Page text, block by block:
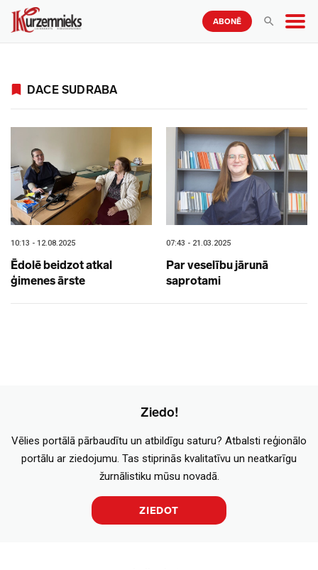
ABONĒ
DACE SUDRABA
10:13 - 12.08.2025
Ēdolē beidzot atkal
ģimenes ārste
07:43 - 21.03.2025
Par veselību jārunā
saprotami
Ziedo!
Vēlies portālā pārbaudītu un atbildīgu saturu? Atbalsti reģionālo
portālu ar ziedojumu. Tas stiprinās kvalitatīvu un neatkarīgu
žurnālistiku mūsu novadā.
ZIEDOT